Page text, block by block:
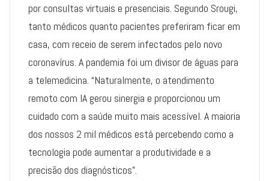
por consultas virtuais e presenciais. Segundo Srougi,
tanto médicos quanto pacientes preferiram ficar em
casa, com receio de serem infectados pelo novo
coronavírus. A pandemia foi um divisor de águas para
a telemedicina. “Naturalmente, o atendimento
remoto com IA gerou sinergia e proporcionou um
cuidado com a saúde muito mais acessível. A maioria
dos nossos 2 mil médicos está percebendo como a
tecnologia pode aumentar a produtividade e a
precisão dos diagnósticos”.